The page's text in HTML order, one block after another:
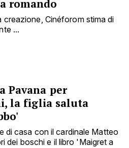
romando
creazione, Cinéforom stima di
...
Pavana per
la figlia saluta
di casa con il cardinale Matteo
dei boschi e il libro 'Maigret a